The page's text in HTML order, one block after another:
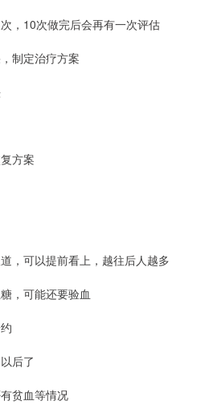
，10次做完后会再有一次评估
制定治疗方案
方案
，可以提前看上，越往后人越多
，可能还要验血
后了
贫血等情况